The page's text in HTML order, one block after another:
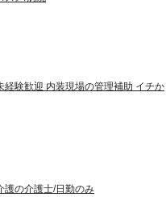
経験歓迎 内装現場の管理補助 イチか
護の介護士/日勤のみ